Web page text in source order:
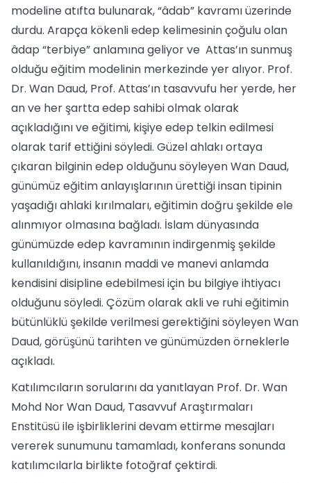
modeline atıfta bulunarak, “âdab” kavramı üzerinde
durdu. Arapça kökenli edep kelimesinin çoğulu olan
âdap “terbiye” anlamına geliyor ve Attas’ın sunmuş
olduğu eğitim modelinin merkezinde yer alıyor. Prof.
Dr. Wan Daud, Prof. Attas’ın tasavvufu her yerde, her
an ve her şartta edep sahibi olmak olarak
açıkladığını ve eğitimi, kişiye edep telkin edilmesi
olarak tarif ettiğini söyledi. Güzel ahlakı ortaya
çıkaran bilginin edep olduğunu söyleyen Wan Daud,
günümüz eğitim anlayışlarının ürettiği insan tipinin
yaşadığı ahlaki kırılmaları, eğitimin doğru şekilde ele
alınmıyor olmasına bağladı. İslam dünyasında
günümüzde edep kavramının indirgenmiş şekilde
kullanıldığını, insanın maddi ve manevi anlamda
kendisini disipline edebilmesi için bu bilgiye ihtiyacı
olduğunu söyledi. Çözüm olarak akli ve ruhi eğitimin
bütünlüklü şekilde verilmesi gerektiğini söyleyen Wan
Daud, görüşünü tarihten ve günümüzden örneklerle
açıkladı.
Katılımcıların sorularını da yanıtlayan Prof. Dr. Wan
Mohd Nor Wan Daud, Tasavvuf Araştırmaları
Enstitüsü ile işbirliklerini devam ettirme mesajları
vererek sunumunu tamamladı, konferans sonunda
katılımcılarla birlikte fotoğraf çektirdi.